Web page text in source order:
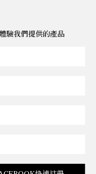
驗我們提供的產品